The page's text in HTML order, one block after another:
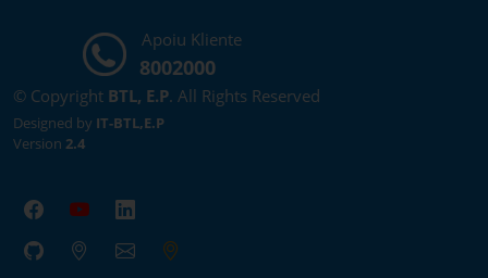
Apoiu Kliente
8002000
© Copyright BTL, E.P. All Rights Reserved
Designed by IT-BTL,E.P
Version 2.4